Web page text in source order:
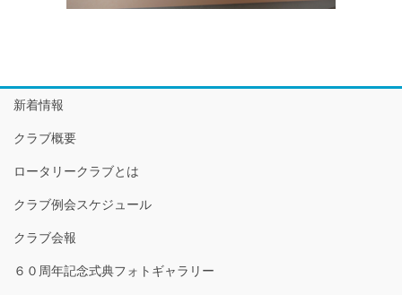
新着情報
クラブ概要
ロータリークラブとは
クラブ例会スケジュール
クラブ会報
６０周年記念式典フォトギャラリー